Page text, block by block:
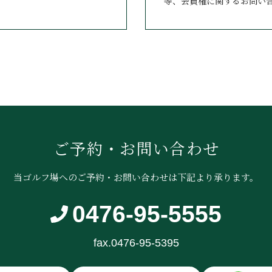
ご予約・お問い合わせ
当ゴルフ場へのご予約・お問い合わせは下記より承ります。
0476-95-5555
fax.0476-95-5395